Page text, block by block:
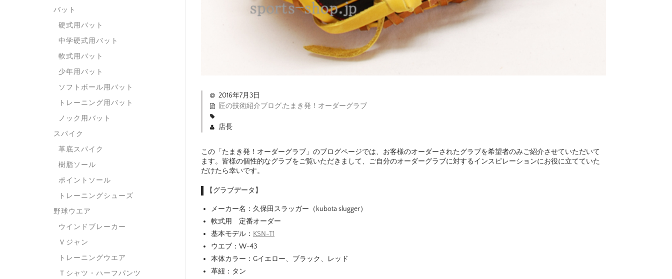
2016年7月3日
匠の技術紹介ブログ,たまき発！オーダーグラブ
店長
この「たまき発！オーダーグラブ」のブログページでは、お客様のオーダーされたグラブを希望者のみご紹介させていただいて
ます。皆様の個性的なグラブをご覧いただきまして、ご自分のオーダーグラブに対するインスピレーションにお役に立てていた
だけたら幸いです。
【グラブデータ】
メーカー名：久保田スラッガー（kubota slugger）
軟式用 定番オーダー
基本モデル： KSN-T1
ウエブ：W-43
本体カラー：Gイエロー、ブラック、レッド
革紐：タン
バット
硬式用バット
中学硬式用バット
軟式用バット
少年用バット
ソフトボール用バット
トレーニング用バット
ノック用バット
スパイク
革底スパイク
樹脂ソール
ポイントソール
トレーニングシューズ
野球ウエア
ウインドブレーカー
Ｖジャン
トレーニングウエア
Ｔシャツ・ハーフパンツ